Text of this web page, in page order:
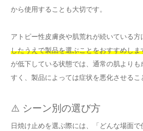
から使用することも大切です。
アトピー性皮膚炎や肌荒れが続いている方
したうえで製品を選ぶことをおすすめしま
が低下している状態では、通常の肌より
すく、製品によっては症状を悪化させるこ
⚠️ シーン別の選び方
日焼け止めを選ぶ際には、「どんな場面